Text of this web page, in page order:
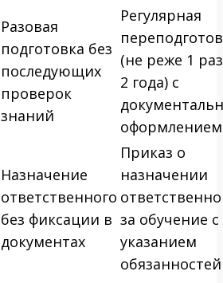
Разовая
подготовка без
последующих
проверок
знаний
Регулярная
(не реже 1
2 года) с
оформлением
Назначение
ответственного
без фиксации в
документах
Приказ о
назначении
за обучение с
указанием
обязанностей